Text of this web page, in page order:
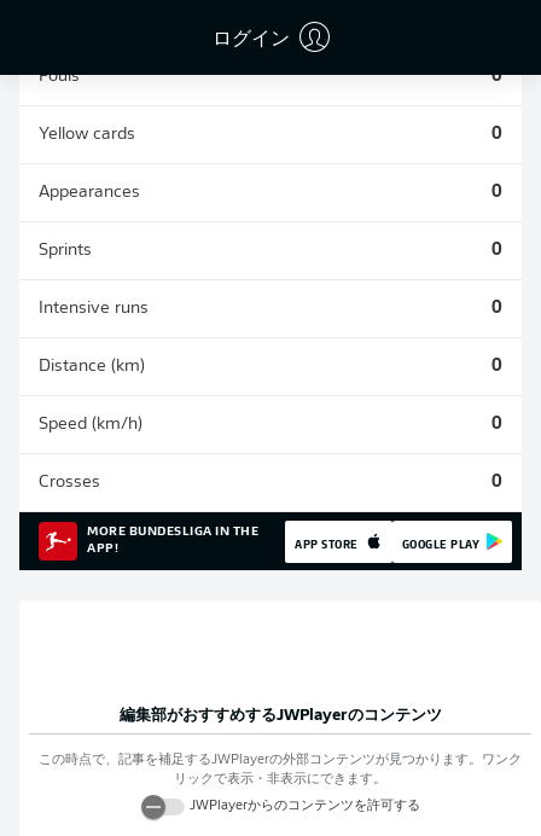
ログイン
Fouls 0
Yellow cards 0
Appearances 0
Sprints 0
Intensive runs 0
Distance (km) 0
Speed (km/h) 0
Crosses 0
MORE BUNDESLIGA IN THE
APP!
APP STORE GOOGLE PLAY
編集部がおすすめするJWPlayerのコンテンツ
この時点で、記事を補足するJWPlayerの外部コンテンツが見つかります。ワンク
リックで表示・非表示にできます。
JWPlayerからのコンテンツを許可する